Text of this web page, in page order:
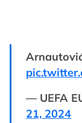
— UEFA
21, 2024